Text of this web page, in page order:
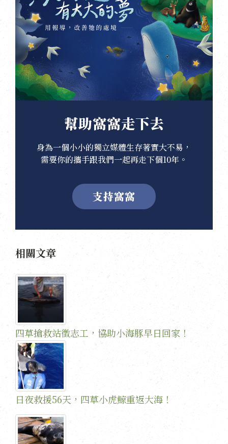
幫助窩窩走下去
身為一個小小的獨立媒體生存著實大不易，
需要你的攜手跟我們一起再走下個10年。
支持窩窩
相關文章
四草搶救站徵志工，協助小海豚早日回家！
日夜救援56天，四草小虎鯨重返大海！